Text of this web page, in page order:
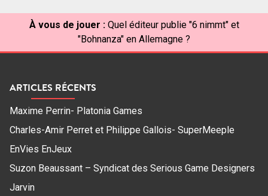
À vous de jouer : Quel éditeur publie "6 nimmt" et
"Bohnanza" en Allemagne ?
ARTICLES RÉCENTS
Maxime Perrin- Platonia Games
Charles-Amir Perret et Philippe Gallois- SuperMeeple
EnVies EnJeux
Suzon Beaussant – Syndicat des Serious Game Designers
Jarvin